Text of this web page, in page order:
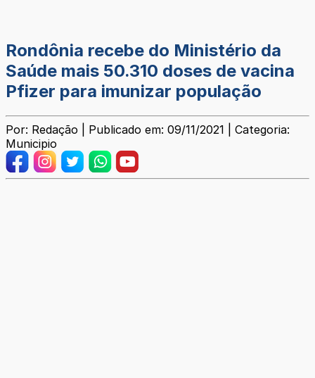
Rondônia recebe do Ministério da
Saúde mais 50.310 doses de vacina
Pfizer para imunizar população
Por: Redação | Publicado em: 09/11/2021 | Categoria:
Municipio